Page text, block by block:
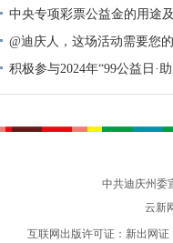
中央专项彩票公益金的用途
@迪庆人，这场活动需要您的
积极参与2024年“99公益日·
动倡议书